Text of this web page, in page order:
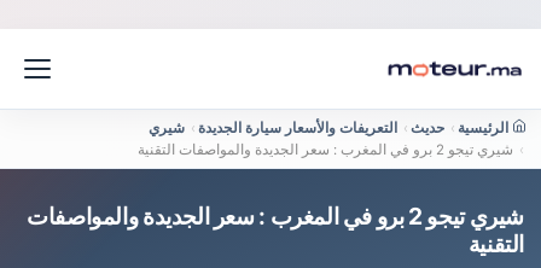
الرئيسية › حديث › التعريفات والأسعار سيارة الجديدة › شيري
› شيري تيجو 2 برو في المغرب : سعر الجديدة والمواصفات التقنية
شيري تيجو 2 برو في المغرب : سعر الجديدة والمواصفات
التقنية